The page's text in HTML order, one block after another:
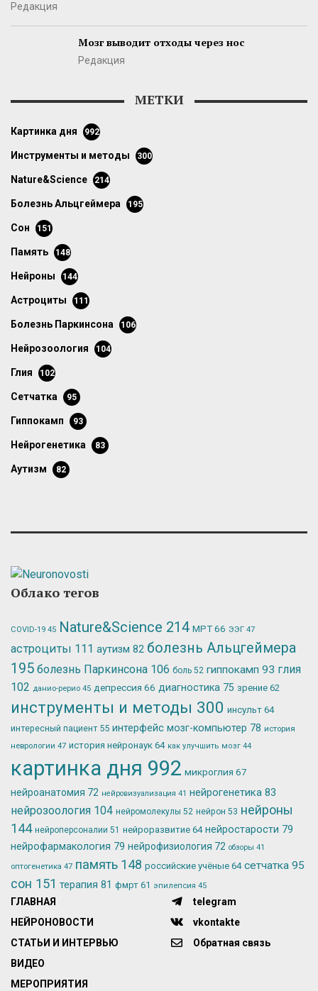
Редакция
Мозг выводит отходы через нос
Редакция
МЕТКИ
картинка дня 992
инструменты и методы 300
Nature&Science 214
болезнь Альцгеймера 195
сон 151
память 148
нейроны 144
астроциты 111
болезнь Паркинсона 106
нейрозоология 104
глия 102
сетчатка 95
гиппокамп 93
нейрогенетика 83
аутизм 82
Облако тегов
COVID-19 45 Nature&Science 214 МРТ66 ЭЭГ 47
астроциты 111 аутизм 82 болезнь Альцгеймера
195 болезнь Паркинсона 106 боль 52 гиппокамп 93 глия
102 данио-рерио 45 депрессия 66 диагностика 75 зрение 62
инструменты и методы 300 инсульт 64
интересный пациент 55 интерфейс мозг-компьютер 78 история
неврологии 47 история нейронаук 64 как улучшить мозг 44
картинка дня 992 микроглия 67
нейроанатомия 72 нейровизуализация 41 нейрогенетика 83
нейрозоология 104 нейромолекулы 52 нейрон 53 нейроны
144 нейроперсоналии 51 нейроразвитие 64 нейростарости 79
нейрофармакология 79 нейрофизиология 72 обзоры 41
оптогенетика 47 память 148 российские учёные 64 сетчатка 95
сон 151 терапия 81 фмрт 61 эпилепсия 45
ГЛАВНАЯ
НЕЙРОНОВОСТИ
СТАТЬИ И ИНТЕРВЬЮ
ВИДЕО
МЕРОПРИЯТИЯ
telegram
vkontakte
Обратная связь